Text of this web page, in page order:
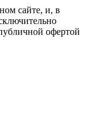
сайте, и, в
офертой